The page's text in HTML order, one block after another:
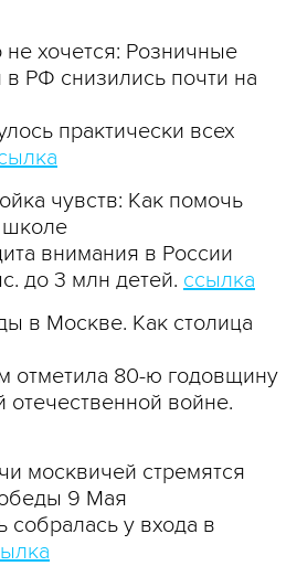
не хочется: Розничные
РФ снизились почти на
практически всех
чувств: Как помочь
внимания в России
до 3 млн детей. ссылка
в Москве. Как столица
отметила 80-ю годовщину
войне.
москвичей стремятся
9 Мая
у входа в